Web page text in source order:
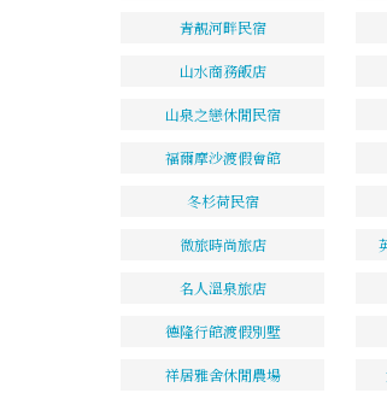
青靚河畔民宿
山水商務飯店
山泉之戀休閒民宿
福爾摩沙渡假會館
冬杉荷民宿
微旅時尚旅店
名人溫泉旅店
德隆行館渡假別墅
祥居雅舍休閒農場